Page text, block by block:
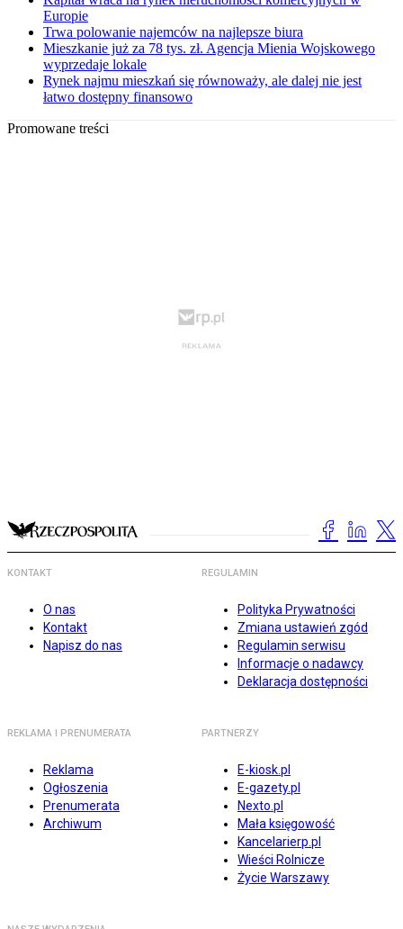
Europie
Trwa polowanie najemców na najlepsze biura
Mieszkanie już za 78 tys. zł. Agencja Mienia Wojskowego
wyprzedaje lokale
Rynek najmu mieszkań się równoważy, ale dalej nie jest
łatwo dostępny finansowo
Promowane treści
KONTAKT
O nas
Kontakt
Napisz do nas
REGULAMIN
Polityka Prywatności
Zmiana ustawień zgód
Regulamin serwisu
Informacje o nadawcy
Deklaracja dostępności
REKLAMA I PRENUMERATA
Reklama
Ogłoszenia
Prenumerata
Archiwum
PARTNERZY
E-kiosk.pl
E-gazety.pl
Nexto.pl
Mała księgowość
Kancelarierp.pl
Wieści Rolnicze
Życie Warszawy